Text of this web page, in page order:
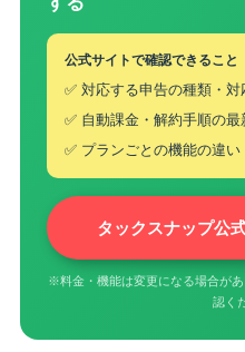
公式サイトで確認できること
✅ 対応する申告の種類・
✅ 自動課金・解約手順の最
✅ プランごとの機能の違い
タックスナップ公
※料金・機能は変更になる場合が
認く